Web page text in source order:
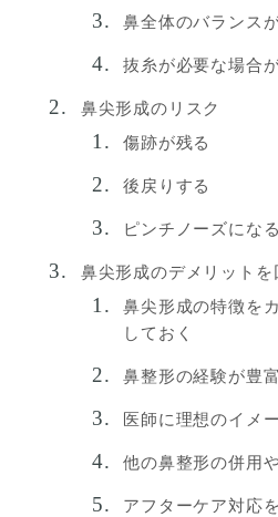
鼻全体のバランス
抜糸が必要な場合
鼻尖形成のリスク
傷跡が残る
後戻りする
ピンチノーズになる
鼻尖形成のデメリットを
鼻尖形成の特徴を
しておく
鼻整形の経験が豊
医師に理想のイメ
他の鼻整形の併用
アフターケア対応